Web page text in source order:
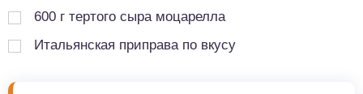
600 г тертого сыра моцарелла
Итальянская приправа по вкусу